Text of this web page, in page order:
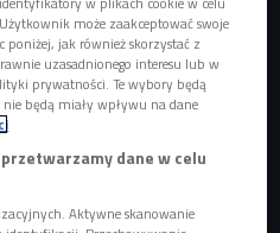
może zaakceptować swoje
jak również skorzystać z
uzasadnionego interesu lub w
prywatności. Te wybory będą
będą miały wpływu na dane
dane w celu
Aktywne skanowanie